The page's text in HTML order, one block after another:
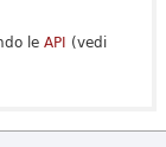
le API (vedi